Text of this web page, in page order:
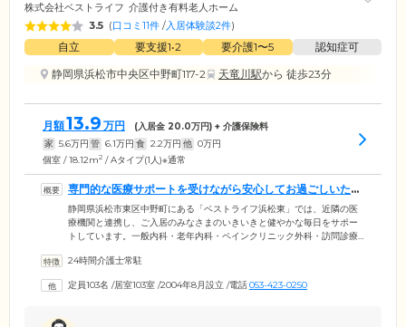
株式会社ベストライフ 介護付き有料老人ホーム
3.5 (口コミ11件 /入居体験談2件)
自立 要支援1•2 要介護1〜5
認知症可
静岡県浜松市中央区中野町117-2
天竜川駅から 徒歩23分
月額13.9 万円 (入居金 20.0万円) + 介護保険料
家 5.6万円 管 6.1万円 食 2.2万円 他 0万円
個室 / 18.12m2 / Aタイプ(1人)※通常
専門的な医療サポートを受けながら安心してお過ごしいただ
けます
静岡県浜松市東区中野町にある「ベストライフ浜松東」では、近隣の医
療機関と連携し、ご入居のみなさまのいきいきと健やかな毎日をサポー
トしています。一般内科・老年内科・ペインクリニック外科・訪問診療
病がある方も、専門的な医療サポートを受けながら安心してお過ごしい
ことをある程度ご自分でできる方から、認知症や寝たきりなどで日常的
24時間介護士常駐
定員103名 /居室103室 /2004年8月設立 /電話053-423-0250